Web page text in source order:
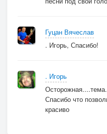
Гуцан Вячеслав
. Игорь, Спасибо!
. Игорь
Спасибо что
красиво